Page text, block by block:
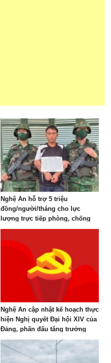
Nghệ An hỗ trợ 5 triệu
đồng/người/tháng cho lực
lượng trực tiếp phòng, chống
ma túy
Nghệ An cập nhật kế hoạch thực
hiện Nghị quyết Đại hội XIV của
Đảng, phấn đấu tăng trưởng
GRDP 11–12%/năm